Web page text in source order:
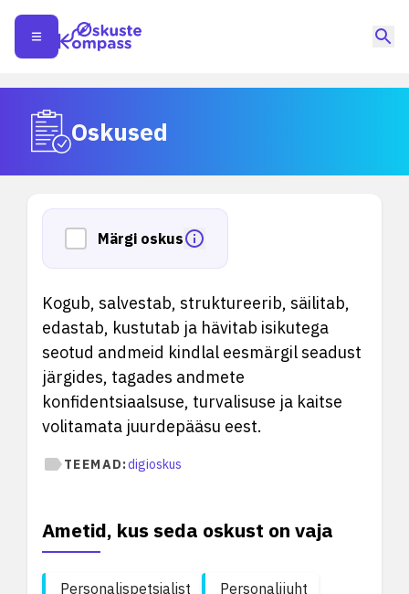
Oskused
Märgi oskus
Kogub, salvestab, struktureerib, säilitab,
edastab, kustutab ja hävitab isikutega
seotud andmeid kindlal eesmärgil seadust
järgides, tagades andmete
konfidentsiaalsuse, turvalisuse ja kaitse
volitamata juurdepääsu eest.
TEEMAD:digioskus
Ametid, kus seda oskust on vaja
Personalispetsialist
Personalijuht